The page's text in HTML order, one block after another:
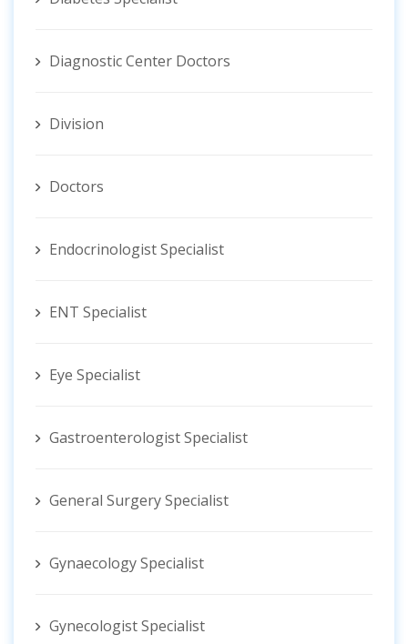
Diagnostic Center Doctors
Division
Doctors
Endocrinologist Specialist
ENT Specialist
Eye Specialist
Gastroenterologist Specialist
General Surgery Specialist
Gynaecology Specialist
Gynecologist ‍Specialist